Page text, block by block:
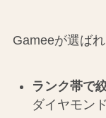
Gameeが選ばれ
ランク帯で
ダイヤモン